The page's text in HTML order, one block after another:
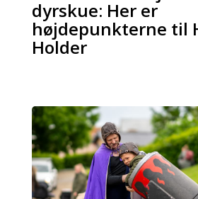
dyrskue: Her er
højdepunkterne til
Holder